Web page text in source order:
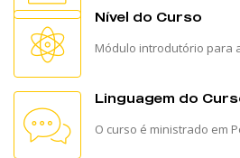
Nível do Curso
Módulo introdutório para
Linguagem do
O curso é ministrado em